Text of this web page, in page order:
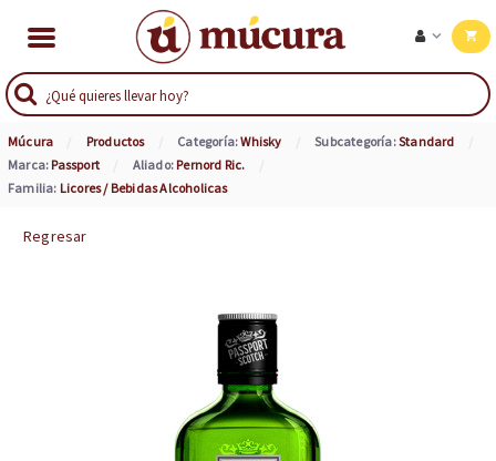
Múcura Productos Categoría:Whisky Subcategoría:Standard
Marca: Passport Aliado: Pernord Ric.
Familia: Licores / Bebidas Alcoholicas
Regresar